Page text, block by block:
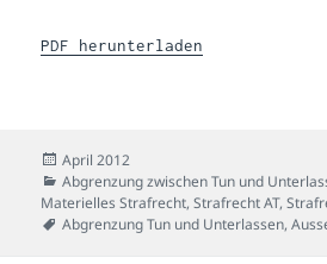
PDF herunterladen
Veröffentlicht
am
April 2012
Kategorien
Abgrenzung zwischen Tun und
Materielles Strafrecht,Strafrecht AT,
Schlagwörter
Abgrenzung Tun und Unterlassen,